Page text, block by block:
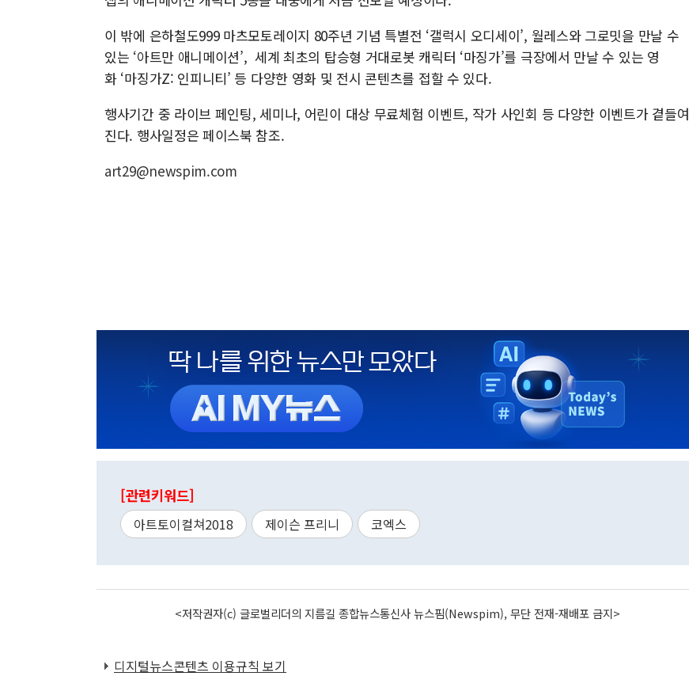
이 밖에 은하철도999 마츠모토레이지 80주년 기념 특별전 ‘갤럭시 오디세이’, 월레스와 그로밋을 만날 수
있는 ‘아트만 애니메이션’, 세계 최초의 탑승형 거대로봇 캐릭터 ‘마징가’를 극장에서 만날 수 있는 영
화 ‘마징가Z: 인피니티’ 등 다양한 영화 및 전시 콘텐츠를 접할 수 있다.
행사기간 중 라이브 페인팅, 세미나, 어린이 대상 무료체험 이벤트, 작가 사인회 등 다양한 이벤트가 곁들여
진다. 행사일정은 페이스북 참조.
art29@newspim.com
[관련키워드]
아트토이컬쳐2018 제이슨 프리니 코엑스
<저작권자(c) 글로벌리더의 지름길 종합뉴스통신사 뉴스핌(Newspim), 무단 전재-재배포 금지>
디지털뉴스콘텐츠 이용규칙 보기